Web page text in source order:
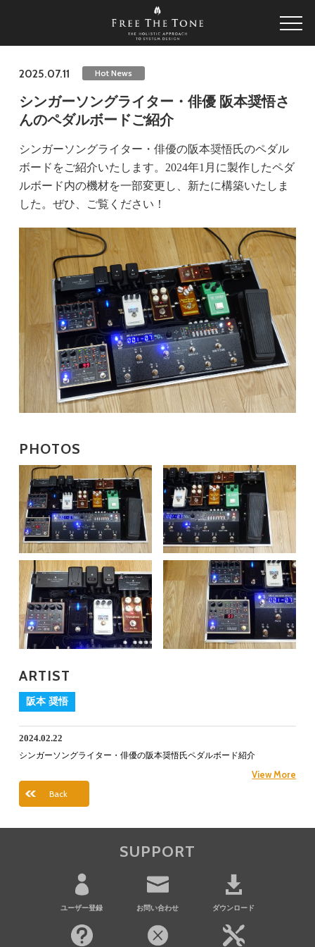
2025.07.11 Hot News
シンガーソングライター・俳優 阪本奨悟さ
んのペダルボードご紹介
シンガーソングライター・俳優の阪本奨悟氏のペダル
ボードをご紹介いたします。2024年1月に製作したペダ
ルボード内の機材を一部変更し、新たに構築いたしま
した。ぜひ、ご覧ください！
PHOTOS
ARTIST
阪本 奨悟
2024.02.22
シンガーソングライター・俳優の阪本奨悟氏ペダルボード紹介
View More
Back
SUPPORT
ユーザー登録 お問い合わせ ダウンロード